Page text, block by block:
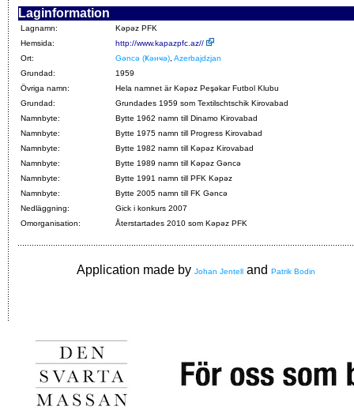
Laginformation
Lagnamn:
Kəpəz PFK
Hemsida:
http://www.kapazpfc.az//
Ort:
Gəncə (Ҝәнҹә) Azerbajdzjan
Grundad:
1959
Övriga namn:
Hela namnet är Kəpəz Peşəkar Futbol Klubu
Grundad:
Grundades 1959 som Textilschtschik Kirovabad
Namnbyte:
Bytte 1962 namn till Dinamo Kirovabad
Namnbyte:
Bytte 1975 namn till Progress Kirovabad
Namnbyte:
Bytte 1982 namn till Kəpəz Kirovabad
Namnbyte:
Bytte 1989 namn till Kəpəz Gəncə
Namnbyte:
Bytte 1991 namn till PFK Kəpəz
Namnbyte:
Bytte 2005 namn till FK Gəncə
Nedläggning:
Gick i konkurs 2007
Omorganisation:
Återstartades 2010 som Kəpəz PFK
Application made by Johan Jentell and Patrik Bodin